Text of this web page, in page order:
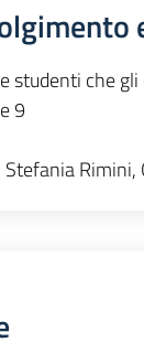
studenti che
9